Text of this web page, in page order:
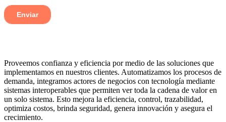
Proveemos confianza y eficiencia por medio de las soluciones que
implementamos en nuestros clientes. Automatizamos los procesos de
demanda, integramos actores de negocios con tecnología mediante
sistemas interoperables que permiten ver toda la cadena de valor en
un solo sistema. Esto mejora la eficiencia, control, trazabilidad,
optimiza costos, brinda seguridad, genera innovación y asegura el
crecimiento.